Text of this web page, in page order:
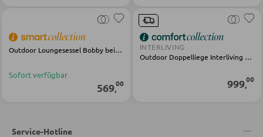
Schirmständer
SCHUHAUFBEWAHRUNG
Schuhschränke
Outdoor Loungesessel Bobby beige Olefin Stahl
Sofort verfügbar
569,00
INTERLIVING
Outdoor Doppelliege Interliving 7013 grau Metall Rope Olefin
999,00
Service-Hotline